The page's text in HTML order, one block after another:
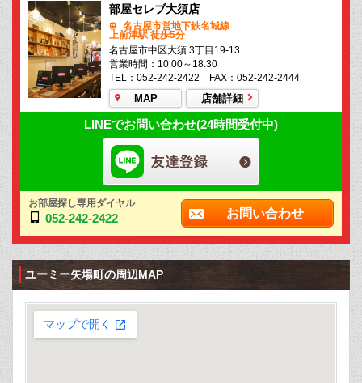
部屋セレブ大須店
名古屋市営地下鉄名城線
上前津駅 徒歩5分
名古屋市中区大須 3丁目19-13
営業時間：10:00～18:30
TEL：052-242-2422 FAX：052-242-2444
MAP 店舗詳細
LINEでお問い合わせ(24時間受付中)
お部屋探し専用ダイヤル
052-242-2422 お問い合わせ
ユーミー矢場町の周辺MAP